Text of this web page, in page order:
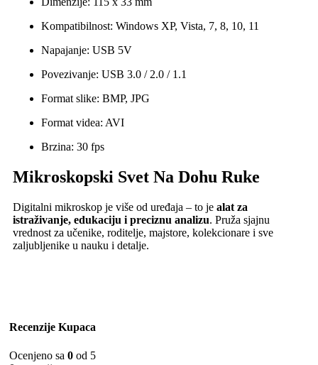
Kompatibilnost: Windows XP, Vista, 7, 8, 10, 11
Napajanje: USB 5V
Povezivanje: USB 3.0 / 2.0 / 1.1
Format slike: BMP, JPG
Format videa: AVI
Brzina: 30 fps
Mikroskopski Svet Na Dohu Ruke
Digitalni mikroskop je više od uređaja – to je alat za
istraživanje, edukaciju i preciznu analizu. Pruža sjajnu
vrednost za učenike, roditelje, majstore, kolekcionare i sve
zaljubljenike u nauku i detalje.
Recenzije Kupaca
Ocenjeno sa 0 od 5